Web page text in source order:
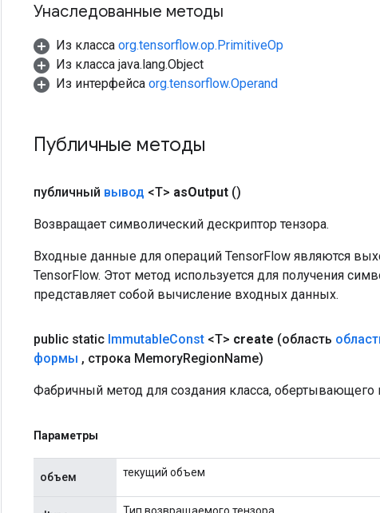
Унаследованные методы
Из класса org.tensorflow.op.PrimitiveOp
Из класса java.lang.Object
Из интерфейса org.tensorflow.Operand
Публичные методы
публичный вывод <T> asOutput ()
Возвращает символический дескриптор тензора.
Входные данные для операций TensorFlow являются
TensorFlow. Этот метод используется для получения
представляет собой вычисление входных данных.
public static ImmutableConst <T> create (область
формы , строка MemoryRegionName)
Фабричный метод для создания класса,
Параметры
объем текущий объем